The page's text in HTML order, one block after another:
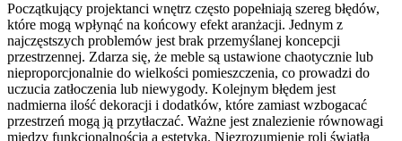
Początkujący projektanci wnętrz często popełniają szereg błędów,
które mogą wpłynąć na końcowy efekt aranżacji. Jednym z
najczęstszych problemów jest brak przemyślanej koncepcji
przestrzennej. Zdarza się, że meble są ustawione chaotycznie lub
nieproporcjonalnie do wielkości pomieszczenia, co prowadzi do
uczucia zatłoczenia lub niewygody. Kolejnym błędem jest
nadmierna ilość dekoracji i dodatków, które zamiast wzbogacać
przestrzeń mogą ją przytłaczać. Ważne jest znalezienie równowagi
między funkcjonalnością a estetyką. Niezrozumienie roli światła